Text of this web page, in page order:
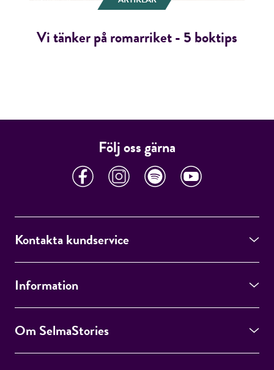
Vi tänker på romarriket - 5 boktips
Följ oss gärna
Kontakta kundservice
Information
Om SelmaStories